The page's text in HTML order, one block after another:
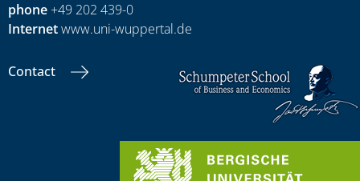
phone+49 202 439-0
Internetwww.uni-wuppertal.de
Contact